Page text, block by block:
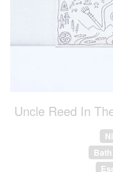
Uncle Reed In